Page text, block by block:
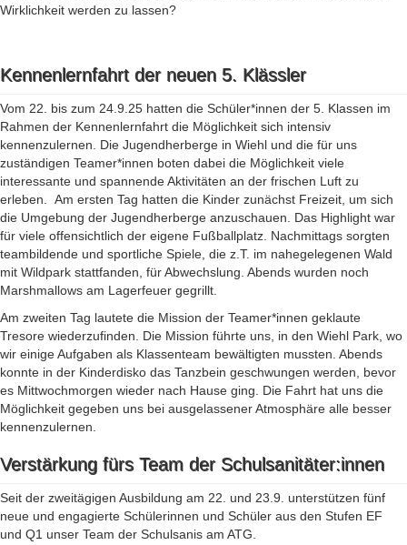
Wirklichkeit werden zu lassen?
Kennenlernfahrt der neuen 5. Klässler
Vom 22. bis zum 24.9.25 hatten die Schüler*innen der 5. Klassen im
Rahmen der Kennenlernfahrt die Möglichkeit sich intensiv
kennenzulernen. Die Jugendherberge in Wiehl und die für uns
zuständigen Teamer*innen boten dabei die Möglichkeit viele
interessante und spannende Aktivitäten an der frischen Luft zu
erleben.
Am ersten Tag hatten die Kinder zunächst Freizeit, um sich
die Umgebung der Jugendherberge anzuschauen. Das Highlight war
für viele offensichtlich der eigene Fußballplatz. Nachmittags sorgten
teambildende und sportliche Spiele, die z.T. im nahegelegenen Wald
mit Wildpark stattfanden, für Abwechslung. Abends wurden noch
Marshmallows am Lagerfeuer gegrillt.
Am zweiten Tag lautete die Mission der Teamer*innen geklaute
Tresore wiederzufinden. Die Mission führte uns, in den Wiehl Park, wo
wir einige Aufgaben als Klassenteam bewältigten mussten. Abends
konnte in der Kinderdisko das Tanzbein geschwungen werden, bevor
es Mittwochmorgen wieder nach Hause ging. Die Fahrt hat uns die
Möglichkeit gegeben uns bei ausgelassener Atmosphäre alle besser
kennenzulernen.
Verstärkung fürs Team der Schulsanitäter:innen
Seit der zweitägigen Ausbildung am 22. und 23.9. unterstützen fünf
neue und engagierte Schülerinnen und Schüler aus den Stufen EF
und Q1 unser Team der Schulsanis am ATG.